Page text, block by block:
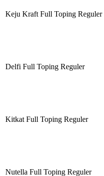
Keju Kraft Full Toping Reguler
Delfi Full Toping Reguler
Kitkat Full Toping Reguler
Nutella Full Toping Reguler